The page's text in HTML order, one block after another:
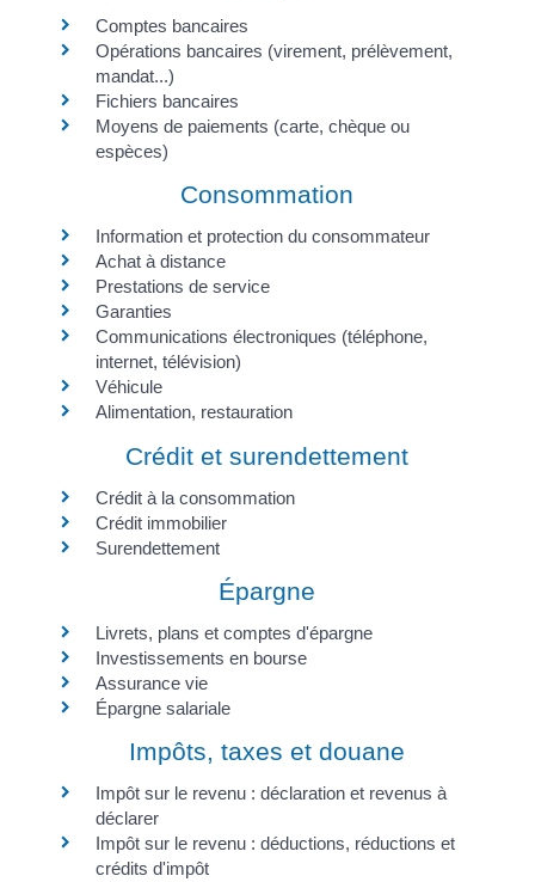
Comptes bancaires
Opérations bancaires (virement, prélèvement,
mandat...)
Fichiers bancaires
Moyens de paiements (carte, chèque ou
espèces)
Consommation
Information et protection du consommateur
Achat à distance
Prestations de service
Garanties
Communications électroniques (téléphone,
internet, télévision)
Véhicule
Alimentation, restauration
Crédit et surendettement
Crédit à la consommation
Crédit immobilier
Surendettement
Épargne
Livrets, plans et comptes d'épargne
Investissements en bourse
Assurance vie
Épargne salariale
Impôts, taxes et douane
Impôt sur le revenu : déclaration et revenus à
déclarer
Impôt sur le revenu : déductions, réductions et
crédits d'impôt